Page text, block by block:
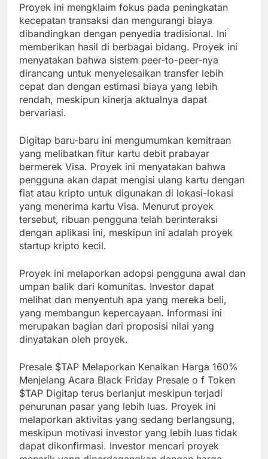
Proyek ini mengklaim fokus pada peningkatan
kecepatan transaksi dan mengurangi biaya
dibandingkan dengan penyedia tradisional. Ini
memberikan hasil di berbagai bidang. Proyek ini
menyatakan bahwa sistem peer-to-peer-nya
dirancang untuk menyelesaikan transfer lebih
cepat dan dengan estimasi biaya yang lebih
rendah, meskipun kinerja aktualnya dapat
bervariasi.
Digitap baru-baru ini mengumumkan kemitraan
yang melibatkan fitur kartu debit prabayar
bermerek Visa. Proyek ini menyatakan bahwa
pengguna akan dapat mengisi ulang kartu dengan
fiat atau kripto untuk digunakan di lokasi-lokasi
yang menerima kartu Visa. Menurut proyek
tersebut, ribuan pengguna telah berinteraksi
dengan aplikasi ini, meskipun ini adalah proyek
startup kripto kecil.
Proyek ini melaporkan adopsi pengguna awal dan
umpan balik dari komunitas. Investor dapat
melihat dan menyentuh apa yang mereka beli,
yang membangun kepercayaan. Informasi ini
merupakan bagian dari proposisi nilai yang
dinyatakan oleh proyek.
Presale $TAP Melaporkan Kenaikan Harga 160%
Menjelang Acara Black Friday Presale o f Token
$TAP Digitap terus berlanjut meskipun terjadi
penurunan pasar yang lebih luas. Proyek ini
melaporkan aktivitas yang sedang berlangsung,
meskipun motivasi investor yang lebih luas tidak
dapat dikonfirmasi. Investor mencari proyek